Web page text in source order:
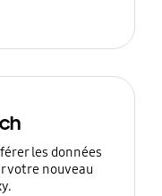
les données
votre nouveau